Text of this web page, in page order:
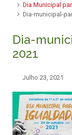
Dia Municipal
Dia-municipal-
Dia-
2021
Julho 23, 2021